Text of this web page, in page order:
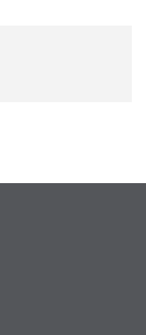
Sprache der Website.